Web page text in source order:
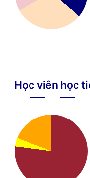
Học viên học